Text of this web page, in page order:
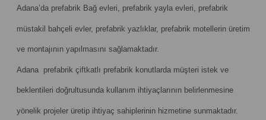
Adana’da prefabrik Bağ evleri, prefabrik yayla evleri, prefabrik
müstakil bahçeli evler, prefabrik yazlıklar, prefabrik motellerin üretim
ve montajının yapılmasını sağlamaktadır.
Adana prefabrik çiftkatlı prefabrik konutlarda müşteri istek ve
beklentileri doğrultusunda kullanım ihtiyaçlarının belirlenmesine
yönelik projeler üretip ihtiyaç sahiplerinin hizmetine sunmaktadır.